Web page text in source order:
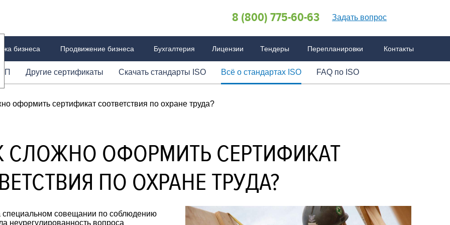
8 (800) 775-60-63 Задать вопрос
О компании Наша великая миссия Секреты для бизнесменов
Особые услуги по СРО Все статьи о СРО FAQ по СРО
Технические условия СБКТС Все виды сертификации Нововведения FAQ по сертификации
бизнеса
Тренинги для сотрудников
Продвижение бизнеса Бухгалтерия
аутсорсинг Руководство по ведению бухгалтерии FAQ по бухгалтерии
Лицензии
ФСБ Информация о лицензировании
Тендеры Перепланировки Контакты
Другие сертификаты Скачать стандарты ISO Всё о стандартах ISO FAQ по ISO
оформить сертификат соответствия по охране труда?
СЛОЖНО ОФОРМИТЬ СЕРТИФИКАТ
ПО ОХРАНЕ ТРУДА?
специальном совещании по соблюдению
неурегулированность вопроса